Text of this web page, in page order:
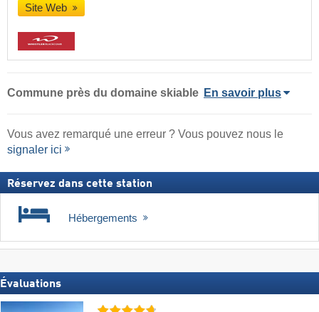
Site Web
Commune près du domaine skiable En savoir plus
Vous avez remarqué une erreur ? Vous pouvez nous le
signaler ici
Réservez dans cette station
Hébergements
Évaluations